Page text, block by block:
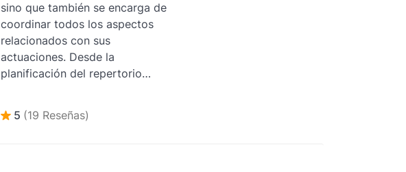
sino que también se encarga de
coordinar todos los aspectos
relacionados con sus
actuaciones. Desde la
planificación del repertorio
logísticos, asegura una
experiencia fluida y libre de
5 (19 Reseñas)